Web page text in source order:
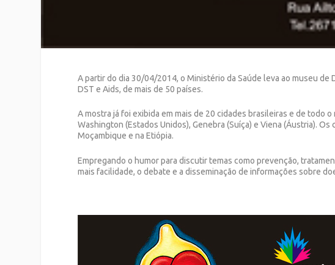
A partir do dia 30/04/2014, o Ministério da Saúde leva ao museu de
DST e Aids, de mais de 50 países.
A mostra já foi exibida em mais de 20 cidades brasileiras e de todo
Washington (Estados Unidos), Genebra (Suíça) e Viena (Áustria).
Moçambique e na Etiópia.
Empregando o humor para discutir temas como prevenção,
mais facilidade, o debate e a disseminação de informações sobre